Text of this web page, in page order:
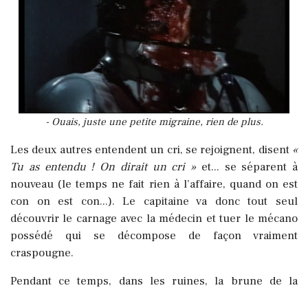
- Ouais, juste une petite migraine, rien de plus.
Les deux autres entendent un cri, se rejoignent, disent «
Tu as entendu ! On dirait un cri »et... se séparent à
nouveau (le temps ne fait rien à l’affaire, quand on est
con on est con...). Le capitaine va donc tout seul
découvrir le carnage avec la médecin et tuer le mécano
possédé qui se décompose de façon vraiment
craspougne.
Pendant ce temps, dans les ruines, la brune de la